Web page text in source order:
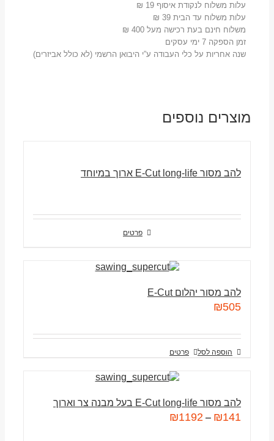
עלות משלוח לנקודת איסוף 19 ₪
עלות משלוח עד הבית 39 ₪
משלוח חינם בעת רכישה מעל 400 ₪
זמן הספקה 7 ימי עסקים
שנה אחריות על כלי העבודה ע”י היבואן הרשמי (לא כולל אביזרים)
מוצרים נוספים
להב מסור E-Cut long-life ארוך במיוחד
פרטים
להב מסור יהלום E-Cut
₪505
הוספה לסל פרטים
להב מסור E-Cut long-life בעל מבנה צר וארוך
₪141
–
₪1192